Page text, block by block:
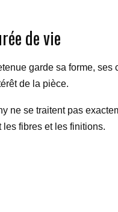
de vie
garde sa forme,
de la pièce.
ne se traitent pas
fibres et les finitions.